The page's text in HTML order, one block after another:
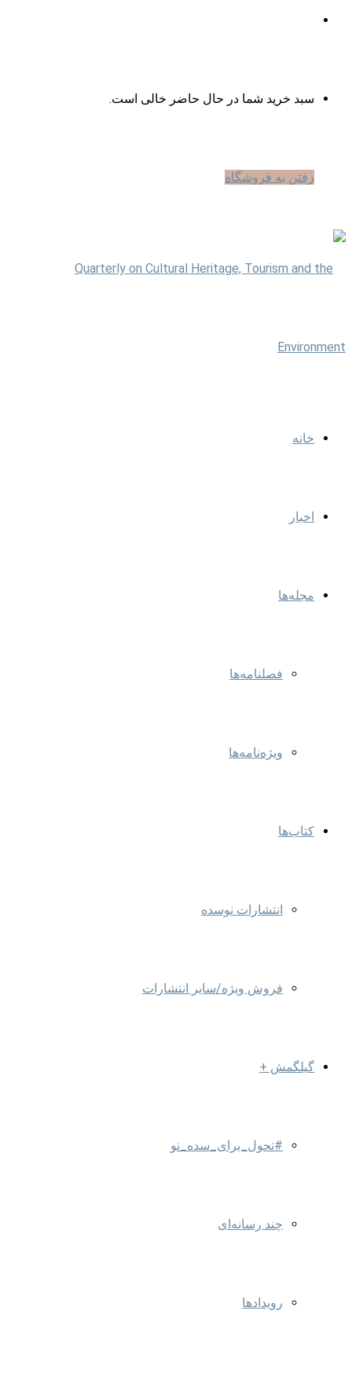
مشاهده
سبد
سبد خرید شما در حال حاضر خالی است.
رفتن به فروشگاه
خانه
اخبار
مجله‌ها
فصلنامه‌ها
ویژه‌نامه‌ها
کتاب‌ها
انتشارات نوسده
فروش ویژه/سایر انتشارات
گیلگمش +
#تحول_برای_سده_نو
چند رسانه‌ای
رویدادها